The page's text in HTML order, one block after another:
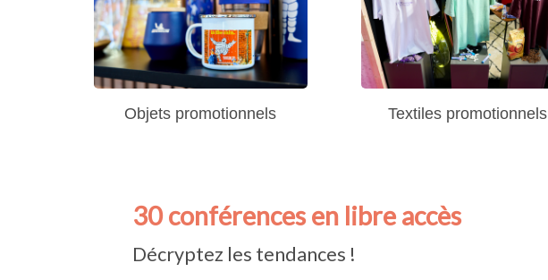
Objets promotionnels Textiles promotionnels
30 conférences en libre accès
Décryptez les tendances !